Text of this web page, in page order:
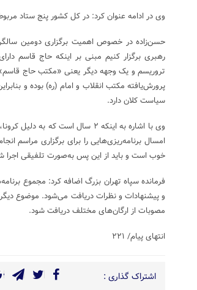
وی در ادامه عنوان کرد: در کل کشور پنج ستاد
حسن‌زاده در خصوص اهمیت برگزاری دومین
رهبری برگزار کنیم مبنی بر اینکه حاج قاسم
تروریسم و یک وجهه دیگر یعنی «مکتب حاج
پرورش‌یافته مکتب انقلاب و امام (ره) بوده و
سیاست کلان دارد.
وی با اشاره به اینکه ۲ سال است
امسال برنامه‌ریزی‌هایی را برای برگزاری مراسم
خوب است و باید از این پس به‌صورت تلفیقی اجرا
و پیشنهادات و نظرات دریافت می‌شود. موضوع
مصوبات از ارگان‌های مختلف دریافت شود.
انتهای پیام/ ۲۲۱
اشتراک گذاری :